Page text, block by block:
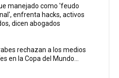
manejado como 'feudo
enfrenta hacks, activos
dicen abogados
rechazan a los medios
en la Copa del Mundo...